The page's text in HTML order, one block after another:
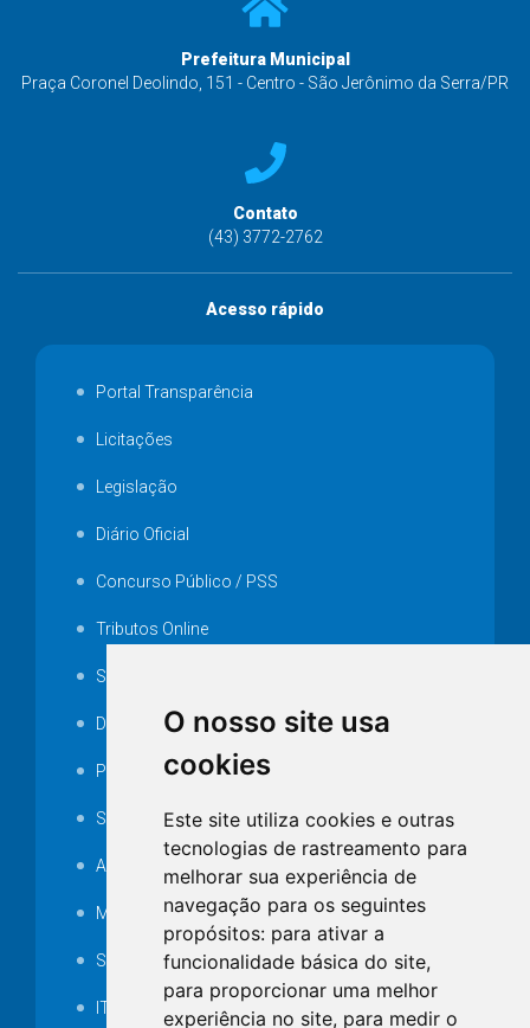
O nosso site usa
cookies
Este site utiliza cookies e outras
tecnologias de rastreamento para
melhorar sua experiência de
navegação para os seguintes
propósitos: para ativar a
funcionalidade básica do site,
para proporcionar uma melhor
experiência no site, para medir o
Prefeitura Municipal
Praça Coronel Deolindo, 151 - Centro - São Jerônimo da Serra/PR
Contato
(43) 3772-2762
Acesso rápido
Portal Transparência
Licitações
Legislação
Diário Oficial
Concurso Público / PSS
Tributos Online
Serviços ISS-E
Decretos
Portarias
SAMAE
Audiência pública
MANUTENÇÃO DE ILUMINAÇÃO PÚBLICA
Serviços Técnicos TI
ITR